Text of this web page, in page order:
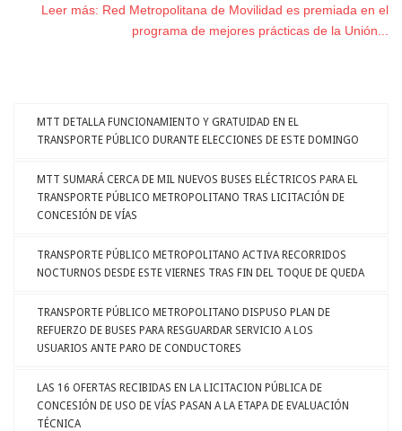
Leer más: Red Metropolitana de Movilidad es premiada en el
programa de mejores prácticas de la Unión...
MTT DETALLA FUNCIONAMIENTO Y GRATUIDAD EN EL
TRANSPORTE PÚBLICO DURANTE ELECCIONES DE ESTE DOMINGO
MTT SUMARÁ CERCA DE MIL NUEVOS BUSES ELÉCTRICOS PARA EL
TRANSPORTE PÚBLICO METROPOLITANO TRAS LICITACIÓN DE
CONCESIÓN DE VÍAS
TRANSPORTE PÚBLICO METROPOLITANO ACTIVA RECORRIDOS
NOCTURNOS DESDE ESTE VIERNES TRAS FIN DEL TOQUE DE QUEDA
TRANSPORTE PÚBLICO METROPOLITANO DISPUSO PLAN DE
REFUERZO DE BUSES PARA RESGUARDAR SERVICIO A LOS
USUARIOS ANTE PARO DE CONDUCTORES
LAS 16 OFERTAS RECIBIDAS EN LA LICITACION PÚBLICA DE
CONCESIÓN DE USO DE VÍAS PASAN A LA ETAPA DE EVALUACIÓN
TÉCNICA